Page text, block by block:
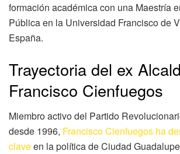
formación académica con una Maestría
Pública en la Universidad Francisco de
España.
Trayectoria del ex
Francisco Cienfuegos
Miembro activo del Partido
desde 1996, Francisco Cienfuegos ha
claveen la política de Ciudad